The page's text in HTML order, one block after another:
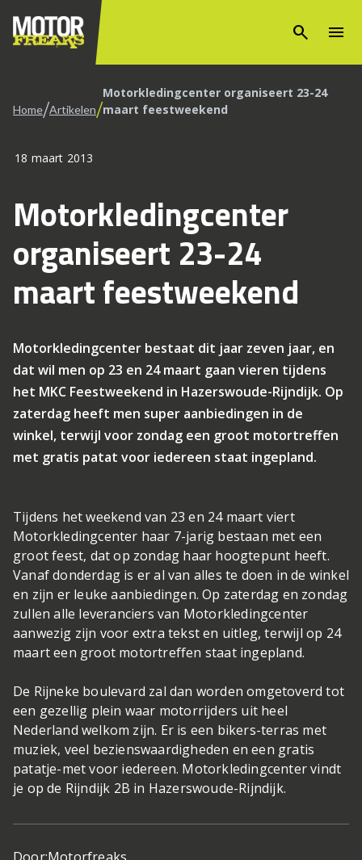
search menu
Home/Artikelen/Motorkledingcenter organiseert 23-24
maart feestweekend
18 maart 2013
Motorkledingcenter
organiseert 23-24
maart feestweekend
Motorkledingcenter bestaat dit jaar zeven jaar, en
dat wil men op 23 en 24 maart gaan vieren tijdens
het MKC Feestweekend in Hazerswoude-Rijndijk. Op
zaterdag heeft men super aanbiedingen in de
winkel, terwijl voor zondag een groot motortreffen
met gratis patat voor iedereen staat ingepland.
Tijdens het weekend van 23 en 24 maart viert
Motorkledingcenter haar 7-jarig bestaan met een
groot feest, dat op zondag haar hoogtepunt heeft.
Vanaf donderdag is er al van alles te doen in de winkel
en zijn er leuke aanbiedingen. Op zaterdag en zondag
zullen alle leveranciers van Motorkledingcenter
aanwezig zijn voor extra tekst en uitleg, terwijl op 24
maart een groot motortreffen staat ingepland.
De Rijneke boulevard zal dan worden omgetoverd tot
een gezellig plein waar motorrijders uit heel
Nederland welkom zijn. Er is een bikers-terras met
muziek, veel bezienswaardigheden en een gratis
patatje-met voor iedereen. Motorkledingcenter vindt
je op de Rijndijk 2B in Hazerswoude-Rijndijk.